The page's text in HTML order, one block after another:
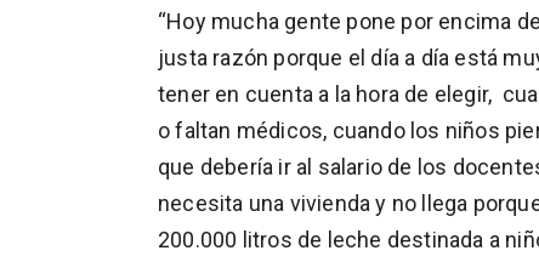
“Hoy mucha gente pone por encima
justa razón porque el día a día está
tener en cuenta a la hora de elegir,
o faltan médicos, cuando los niños
que debería ir al salario de los
necesita una vivienda y no llega
200.000 litros de leche destinada a